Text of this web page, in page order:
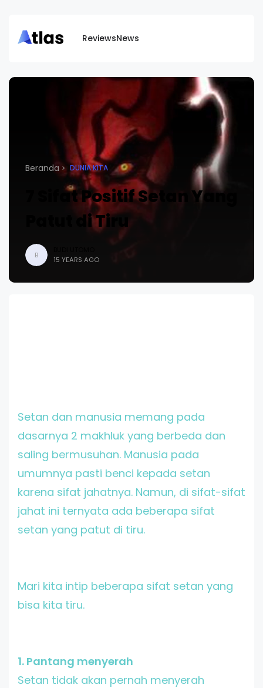
ReviewsNews
Beranda DUNIA KITA
7 Sifat Positif Setan Yang
Patut di Tiru
B
15 YEARS AGO
Setan dan manusia memang pada
dasarnya 2 makhluk yang berbeda dan
saling bermusuhan. Manusia pada
umumnya pasti benci kepada setan
karena sifat jahatnya. Namun, di sifat-sifat
jahat ini ternyata ada beberapa sifat
setan yang patut di tiru.
Mari kita intip beberapa sifat setan yang
bisa kita tiru.
1. Pantang menyerah
Setan tidak akan pernah menyerah